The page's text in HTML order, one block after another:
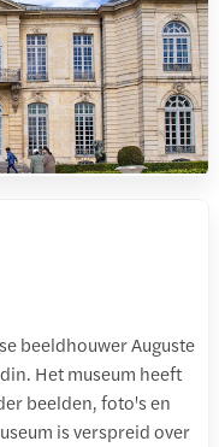
beeldhouwer Auguste
Het museum heeft
beelden, foto's en
is verspreid over